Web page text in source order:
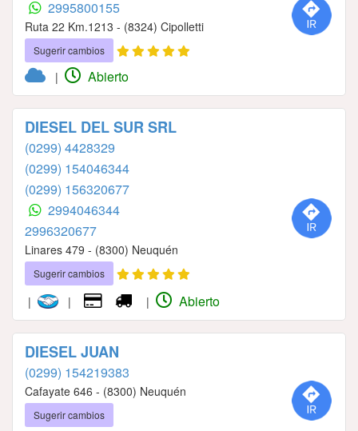
2995800155
Ruta 22 Km.1213 - (8324) Cipolletti
Sugerir cambios
| Abierto
DIESEL DEL SUR SRL
(0299) 4428329
(0299) 154046344
(0299) 156320677
2994046344
2996320677
Linares 479 - (8300) Neuquén
Sugerir cambios
| | | Abierto
DIESEL JUAN
(0299) 154219383
Cafayate 646 - (8300) Neuquén
Sugerir cambios